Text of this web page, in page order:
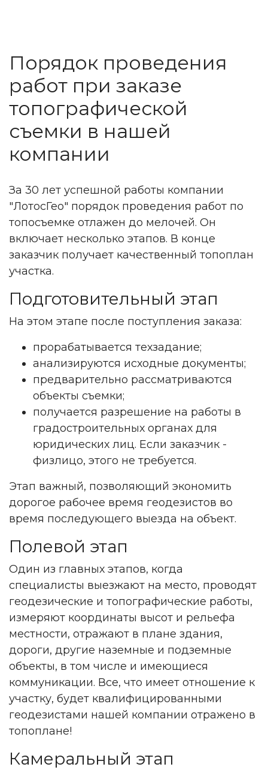
Порядок проведения
работ при заказе
топографической
съемки в нашей
компании
За 30 лет успешной работы компании
"ЛотосГео" порядок проведения работ по
топосъемке отлажен до мелочей. Он
включает несколько этапов. В конце
заказчик получает качественный топоплан
участка.
Подготовительный этап
На этом этапе после поступления заказа:
прорабатывается техзадание;
анализируются исходные документы;
предварительно рассматриваются
объекты съемки;
получается разрешение на работы в
градостроительных органах для
юридических лиц. Если заказчик -
физлицо, этого не требуется.
Этап важный, позволяющий экономить
дорогое рабочее время геодезистов во
время последующего выезда на объект.
Полевой этап
Один из главных этапов, когда
специалисты выезжают на место, проводят
геодезические и топографические работы,
измеряют координаты высот и рельефа
местности, отражают в плане здания,
дороги, другие наземные и подземные
объекты, в том числе и имеющиеся
коммуникации. Все, что имеет отношение к
участку, будет квалифицированными
геодезистами нашей компании отражено в
топоплане!
Камеральный этап